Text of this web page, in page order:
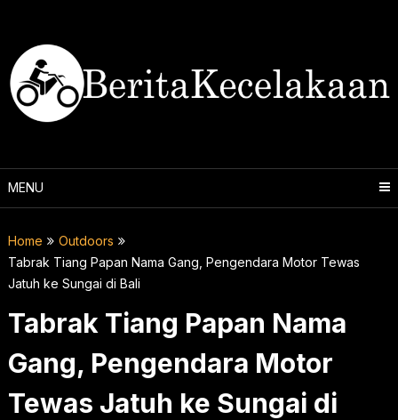
content
MENU
Home
Outdoors
Tabrak Tiang Papan Nama Gang, Pengendara Motor Tewas
Jatuh ke Sungai di Bali
Tabrak Tiang Papan Nama
Gang, Pengendara Motor
Tewas Jatuh ke Sungai di